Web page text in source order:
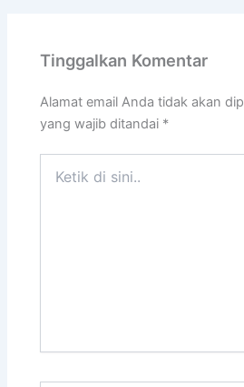
Tinggalkan Komentar
Alamat email Anda tidak akan
yang wajib ditandai *